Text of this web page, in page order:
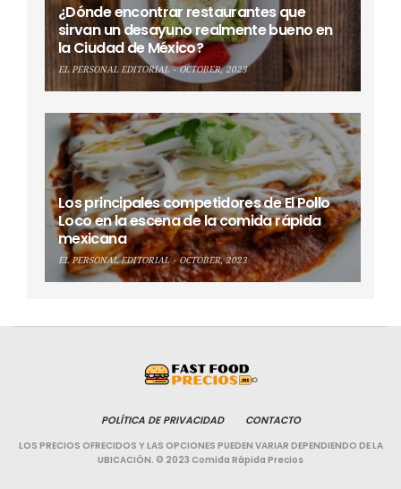
¿Dónde encontrar restaurantes que
sirvan un desayuno realmente bueno en
la Ciudad de México?
EL PERSONAL EDITORIAL OCTOBER, 2023
Los principales competidores de El Pollo
Loco en la escena de la comida rápida
mexicana
EL PERSONAL EDITORIAL OCTOBER, 2023
POLÍTICA DE PRIVACIDAD CONTACTO
LOS PRECIOS OFRECIDOS Y LAS OPCIONES PUEDEN VARIAR DEPENDIENDO DE LA
UBICACIÓN. © 2023 Comida Rápida Precios